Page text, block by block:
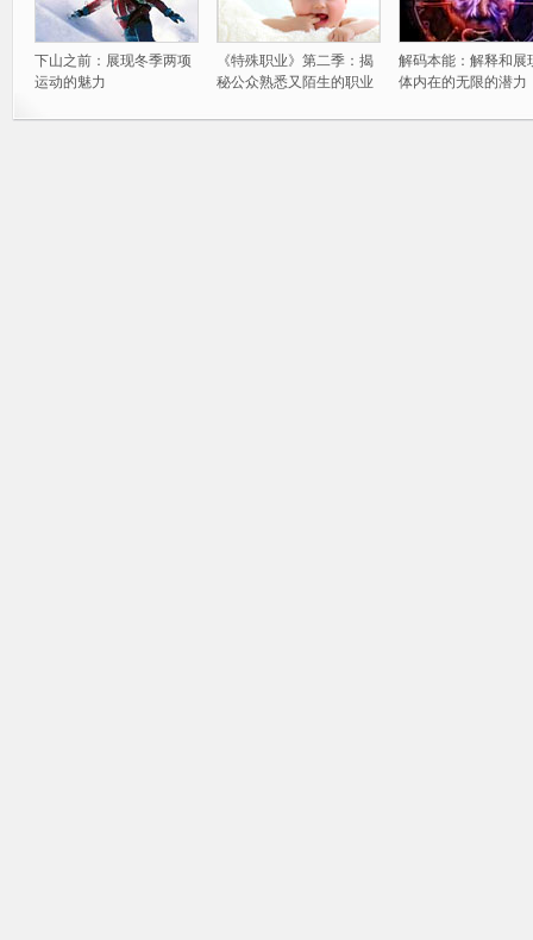
下山之前：展现冬季两项
运动的魅力
《特殊职业》第二季：揭
秘公众熟悉又陌生的职业
解码本能：解释和展
体内在的无限的潜力